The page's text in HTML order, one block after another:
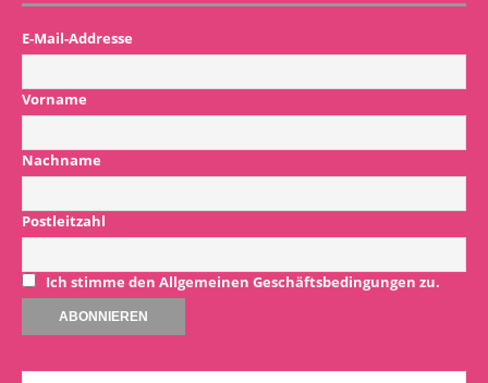
E-Mail-Addresse
Vorname
Nachname
Postleitzahl
Ich stimme den Allgemeinen Geschäftsbedingungen zu.